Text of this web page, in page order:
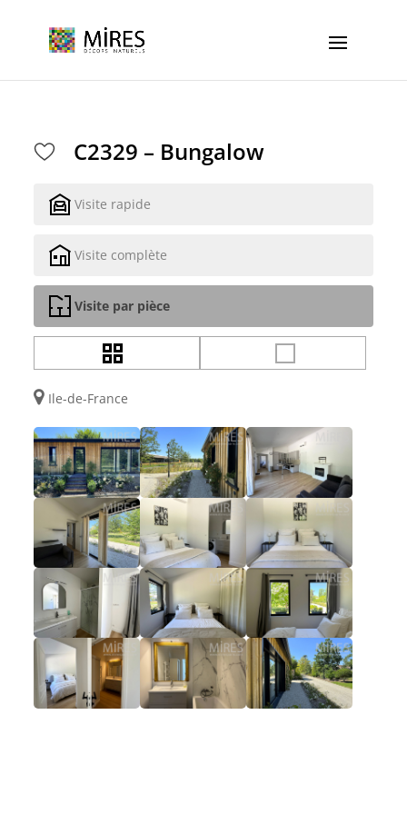
C2329 – Bungalow
Visite rapide
Visite complète
Visite par pièce
Ile-de-France